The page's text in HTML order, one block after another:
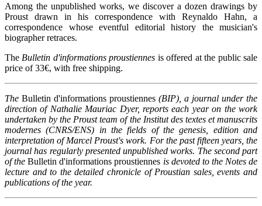
Among the unpublished works, we discover a dozen drawings by
Proust drawn in his correspondence with Reynaldo Hahn, a
correspondence whose eventful editorial history the musician's
biographer retraces.
The Bulletin d'informations proustiennes is offered at the public sale
price of 33€, with free shipping.
The Bulletin d'informations proustiennes (BIP), a journal under the
direction of Nathalie Mauriac Dyer, reports each year on the work
undertaken by the Proust team of the Institut des textes et manuscrits
modernes (CNRS/ENS) in the fields of the genesis, edition and
interpretation of Marcel Proust's work. For the past fifteen years, the
journal has regularly presented unpublished works. The second part
of theBulletin d'informations proustiennes is devoted to the Notes de
lecture and to the detailed chronicle of Proustian sales, events and
publications of the year.